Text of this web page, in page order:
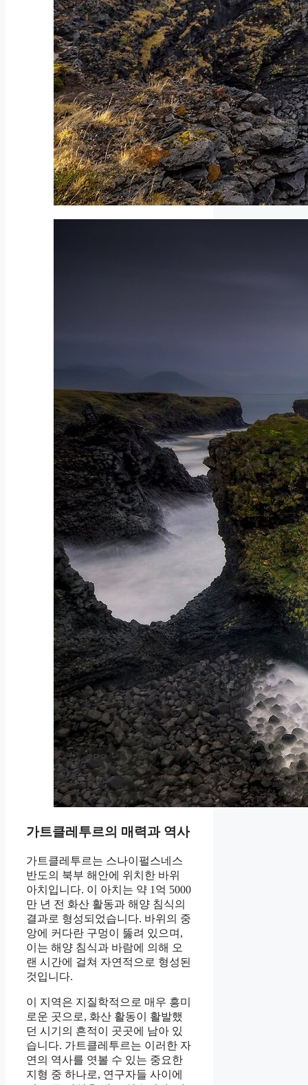
가트클레투르의 매력과 역사
가트클레투르는 스나이펄스네스
반도의 북부 해안에 위치한 바위
아치입니다. 이 아치는 약 1억 5000
만 년 전 화산 활동과 해양 침식의
결과로 형성되었습니다. 바위의 중
앙에 커다란 구멍이 뚫려 있으며,
이는 해양 침식과 바람에 의해 오
랜 시간에 걸쳐 자연적으로 형성된
것입니다.
이 지역은 지질학적으로 매우 흥미
로운 곳으로, 화산 활동이 활발했
던 시기의 흔적이 곳곳에 남아 있
습니다. 가트클레투르는 이러한 자
연의 역사를 엿볼 수 있는 중요한
지형 중 하나로, 연구자들 사이에